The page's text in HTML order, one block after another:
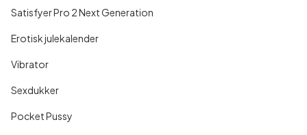
Satisfyer Pro 2 Next Generation
Erotisk julekalender
Vibrator
Sexdukker
Pocket Pussy